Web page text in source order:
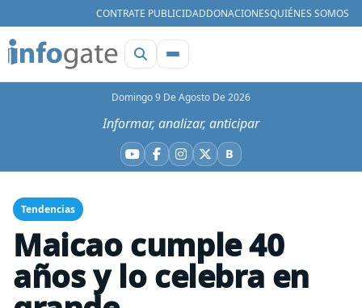
CONTRATE PUBLICIDADDONACIONESQUIÉNES SOMOS
Domingo 9 De Agosto De 2026
Informar, analizar, anticipar
YouTube
Facebook
Instagram
X BBluesky
Tendencias
Maicao cumple 40
años y lo celebra en